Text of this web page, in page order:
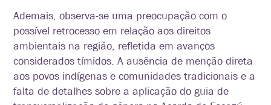
Ademais, observa-se uma preocupação com o
possível retrocesso em relação aos direitos
ambientais na região, refletida em avanços
considerados tímidos. A ausência de menção direta
aos povos indígenas e comunidades tradicionais e a
falta de detalhes sobre a aplicação do guia de